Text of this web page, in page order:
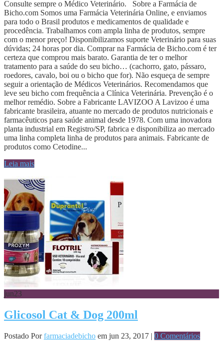
Consulte sempre o Médico Veterinário. Sobre a Farmácia de
Bicho.com Somos uma Farmácia Veterinária Online, e enviamos
para todo o Brasil produtos e medicamentos de qualidade e
procedência. Trabalhamos com ampla linha de produtos, sempre
com o menor preço! Disponibilizamos suporte Veterinário para suas
dúvidas; 24 horas por dia. Comprar na Farmácia de Bicho.com é ter
certeza que comprou mais barato. Garantia de ter o melhor
tratamento para a saúde do seu bicho… (cachorro, gato, pássaro,
roedores, cavalo, boi ou o bicho que for). Não esqueça de sempre
seguir a orientação de Médicos Veterinários. Recomendamos que
leve seu bicho com frequência a Clínica Veterinária. Prevenção é o
melhor remédio. Sobre a Fabricante LAVIZOO A Lavizoo é uma
fabricante brasileira, atuante no mercado de produtos nutricionais e
farmacêuticos para saúde animal desde 1978. Com uma inovadora
planta industrial em Registro/SP, fabrica e disponibiliza ao mercado
uma linha completa linha de produtos para animais. Fabricante de
produtos como Cetodine...
Leia mais
jun23
Glicosol Cat & Dog 200ml
Postado Porfarmaciadebicho em jun 23, 2017 | 0 Comentários